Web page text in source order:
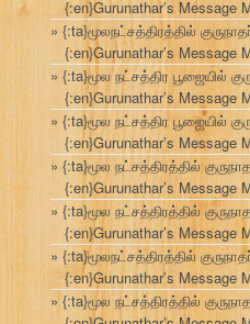
{:en}Gurunathar’s Message
{:ta}மூலநட்சத்திரத்தில்
{:en}Gurunathar’s Message
{:ta}மூல நட்சத்திர பூஜையில்
{:en}Gurunathar’s Message
{:ta}மூல நட்சத்திர பூஜையில்
{:en}Gurunathar’s Message
{:ta}மூல நட்சத்திரத்தில்
{:en}Gurunathar’s Message
{:ta}மூல நட்சத்திரத்தில்
{:en}Gurunathar’s Message
{:ta}மூலநட்சத்திரத்தில்
{:en}Gurunathar’s Message
{:ta}மூல நட்சத்திரத்தில்